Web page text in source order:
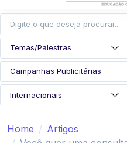
Home
Artigos